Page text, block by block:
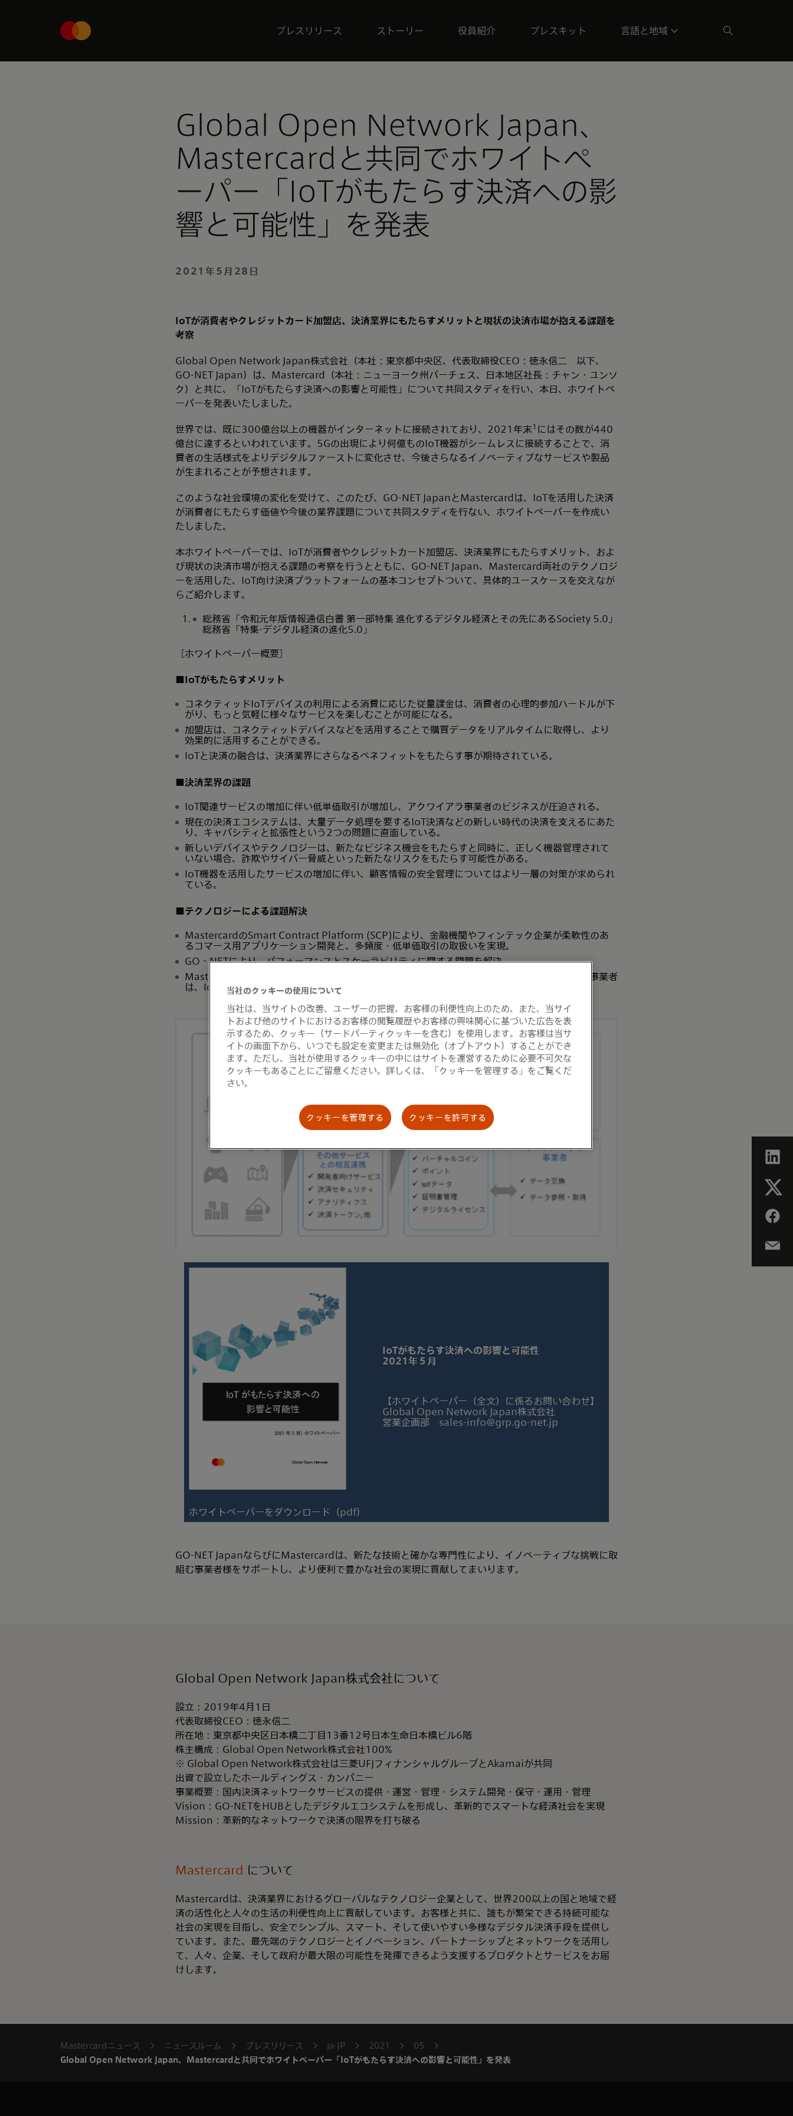
プレスリリース ストーリー 役員紹介 プレスキット 言語と地域
Global Open Network Japan、
Mastercardと共同でホワイトペ
ーパー「IoTがもたらす決済への影
響と可能性」を発表
2021年5月28日
IoTが消費者やクレジットカード加盟店、決済業界にもたらすメリットと現状の決済市場が抱える課題を
考察
Global Open Network Japan株式会社（本社：東京都中央区、代表取締役CEO：徳永信二 以下、
GO-NET Japan）は、Mastercard（本社：ニューヨーク州パーチェス、日本地区社長：チャン・ユンソ
ク）と共に、「IoTがもたらす決済への影響と可能性」について共同スタディを行い、本日、ホワイトペ
ーパーを発表いたしました。
世界では、既に300億台以上の機器がインターネットに接続されており、2021年末1 にはその数が440
億台に達するといわれています。5Gの出現により何億ものIoT機器がシームレスに接続することで、消
費者の生活様式をよりデジタルファーストに変化させ、今後さらなるイノベーティブなサービスや製品
が生まれることが予想されます。
このような社会環境の変化を受けて、このたび、GO-NET JapanとMastercardは、IoTを活用した決済
が消費者にもたらす価値や今後の業界課題について共同スタディを行ない、ホワイトペーパーを作成い
たしました。
本ホワイトペーパーでは、IoTが消費者やクレジットカード加盟店、決済業界にもたらすメリット、およ
び現状の決済市場が抱える課題の考察を行うとともに、GO-NET Japan、Mastercard両社のテクノロジ
ーを活用した、IoT向け決済プラットフォームの基本コンセプトついて、具体的ユースケースを交えなが
らご紹介します。
総務省「令和元年版情報通信白書 第一部特集 進化するデジタル経済とその先にあるSociety 5.0」
総務省「特集-デジタル経済の進化5.0」
［ホワイトペーパー概要］
■IoTがもたらすメリット
コネクティッドIoTデバイスの利用による消費に応じた従量課金は、消費者の心理的参加ハードルが下
がり、もっと気軽に様々なサービスを楽しむことが可能になる。
加盟店は、コネクティッドデバイスなどを活用することで購買データをリアルタイムに取得し、より
効果的に活用することができる。
IoTと決済の融合は、決済業界にさらなるベネフィットをもたらす事が期待されている。
■決済業界の課題
IoT関連サービスの増加に伴い低単価取引が増加し、アクワイアラ事業者のビジネスが圧迫される。
現在の決済エコシステムは、大量データ処理を要するIoT決済などの新しい時代の決済を支えるにあた
り、キャパシティと拡張性という2つの問題に直面している。
新しいデバイスやテクノロジーは、新たなビジネス機会をもたらすと同時に、正しく機器管理されて
いない場合、詐欺やサイバー脅威といった新たなリスクをもたらす可能性がある。
IoT機器を活用したサービスの増加に伴い、顧客情報の安全管理についてはより一層の対策が求められ
ている。
■テクノロジーによる課題解決
MastercardのSmart Contract Platform (SCP)により、金融機関やフィンテック企業が柔軟性のあ
るコマース用アプリケーション開発と、多頻度・低単価取引の取扱いを実現。
GO‐NETにより、パフォーマンスとスケーラビリティに関する問題を解決
Mastercard SCPとGO-NETのセキュアで効果的な機能を組み合わせることで、加盟店やカード事業者
は、IoT時代を促進するマイクロペイメントのような支払方法を開発、提供する事が可能となる。
ホワイトペーパーをダウンロード（pdf）
IoTがもたらす決済への影響と可能性
2021年５月
【ホワイトペーパー（全文）に係るお問い合わせ】
Global Open Network Japan株式会社
営業企画部 sales-info@grp.go-net.jp
GO-NET JapanならびにMastercardは、新たな技術と確かな専門性により、イノベーティブな挑戦に取
組む事業者様をサポートし、より便利で豊かな社会の実現に貢献してまいります。
Global Open Network Japan株式会社について
設立：2019年4月1日
代表取締役CEO：徳永信二
所在地：東京都中央区日本橋二丁目13番12号日本生命日本橋ビル6階
株主構成：Global Open Network株式会社100%
※ Global Open Network株式会社は三菱UFJフィナンシャルグループとAkamaiが共同
出資で設立したホールディングス・カンパニー
事業概要：国内決済ネットワークサービスの提供・運営・管理・システム開発・保守・運用・管理
Vision：GO-NETをHUBとしたデジタルエコシステムを形成し、革新的でスマートな経済社会を実現
Mission：革新的なネットワークで決済の限界を打ち破る
Mastercard について
Mastercardは、決済業界におけるグローバルなテクノロジー企業として、世界200以上の国と地域で経
済の活性化と人々の生活の利便性向上に貢献しています。お客様と共に、誰もが繁栄できる持続可能な
社会の実現を目指し、安全でシンプル、スマート、そして使いやすい多様なデジタル決済手段を提供し
ています。また、最先端のテクノロジーとイノベーション、パートナーシップとネットワークを活用し
て、人々、企業、そして政府が最大限の可能性を発揮できるよう支援するプロダクトとサービスをお届
けします。
Mastercardニュース ニュースルーム プレスリリース ja-JP 2021
05
Global Open Network Japan、Mastercardと共同でホワイトペーパー「IoTがもたらす決済への影響と可能性」を発表
当社のクッキーの使用について
当社は、当サイトの改善、ユーザーの把握、お客様の利便性向上のため、また、当サイ
トおよび他のサイトにおけるお客様の閲覧履歴やお客様の興味関心に基づいた広告を表
示するため、クッキー（サードパーティクッキーを含む）を使用します。お客様は当サ
イトの画面下から、いつでも設定を変更または無効化（オプトアウト）することができ
ます。ただし、当社が使用するクッキーの中にはサイトを運営するために必要不可欠な
クッキーもあることにご留意ください。詳しくは、「クッキーを管理する」をご覧くだ
さい。
クッキーを許可する
クッキーを管理する